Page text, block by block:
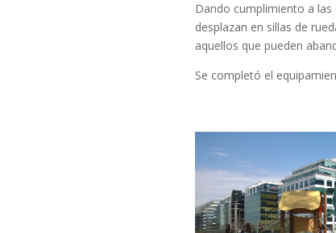
Dando cumplimiento a las
desplazan en sillas de
aquellos que pueden
Se completó el